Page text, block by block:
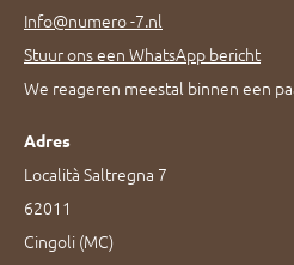
Info@numero -7.nl
Stuur ons een WhatsApp bericht
We reageren meestal binnen een
Adres
Località Saltregna 7
62011
Cingoli (MC)